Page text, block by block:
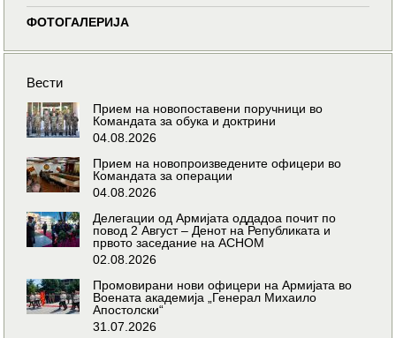
ФОТОГАЛЕРИЈА
Вести
Прием на новопоставени поручници во
Командата за обука и доктрини
04.08.2026
Прием на новопроизведените офицери во
Командата за операции
04.08.2026
Делегации од Армијата оддадоа почит по
повод 2 Август – Денот на Републиката и
првото заседание на АСНОМ
02.08.2026
Промовирани нови офицери на Армијата во
Воената академија „Генерал Михаило
Апостолски“
31.07.2026